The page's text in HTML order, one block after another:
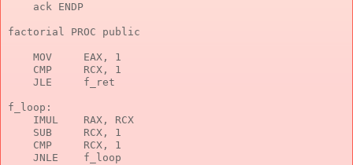
    ack ENDP
factorial PROC public
    MOV     EAX, 1
    CMP     RCX, 1
    JLE     f_ret
f_loop:
    IMUL    RAX, RCX
    SUB     RCX, 1
    CMP     RCX, 1
    JNLE    f_loop